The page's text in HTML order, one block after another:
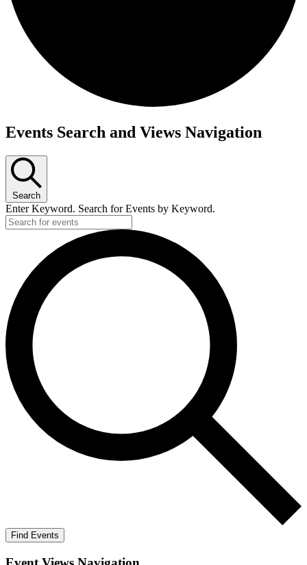
Events Search and Views Navigation
Search
Enter Keyword. Search for Events by Keyword.
Find Events